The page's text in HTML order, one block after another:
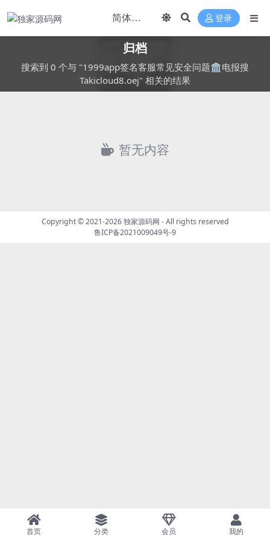
登录
归档
搜索到 0 个与 "1999app签名客服常见安全问题🏛️电报搜
Takicloud8.oej" 相关的结果
暂无内容
Copyright © 2021-2026独家源码网 - All rights reserved
鲁ICP备2021009049号-9
首页 分类 会员 我的